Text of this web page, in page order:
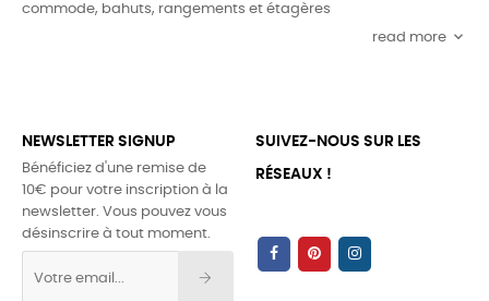
commode, bahuts, rangements et étagères
read more keyboard_arrow_down
NEWSLETTER SIGNUP
Bénéficiez d'une remise de
10€ pour votre inscription à la
newsletter. Vous pouvez vous
désinscrire à tout moment.
SUIVEZ-NOUS SUR LES
RÉSEAUX !